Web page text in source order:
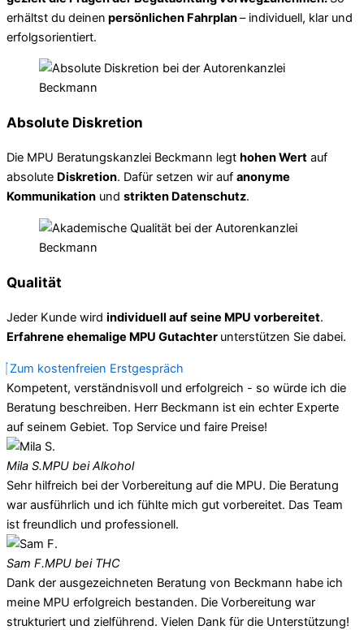
erhältst du deinen persönlichen Fahrplan– individuell, klar und
erfolgsorientiert.
Absolute Diskretion
Die MPU Beratungskanzlei Beckmann legt hohen Wert auf
absolute Diskretion. Dafür setzen wir auf anonyme
Kommunikation und strikten Datenschutz.
Qualität
Jeder Kunde wird individuell auf seine MPU vorbereitet.
Erfahrene ehemalige MPU Gutachter unterstützen Sie dabei.
Zum kostenfreien Erstgespräch
Kompetent, verständnisvoll und erfolgreich - so würde ich die
Beratung beschreiben. Herr Beckmann ist ein echter Experte
auf seinem Gebiet. Top Service und faire Preise!
Mila S.MPU bei Alkohol
Sehr hilfreich bei der Vorbereitung auf die MPU. Die Beratung
war ausführlich und ich fühlte mich gut vorbereitet. Das Team
ist freundlich und professionell.
Sam F.MPU bei THC
Dank der ausgezeichneten Beratung von Beckmann habe ich
meine MPU erfolgreich bestanden. Die Vorbereitung war
strukturiert und zielführend. Vielen Dank für die Unterstützung!